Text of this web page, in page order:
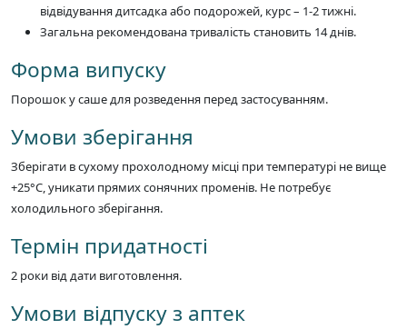
відвідування дитсадка або подорожей, курс – 1-2 тижні.
Загальна рекомендована тривалість становить 14 днів.
Форма випуску
Порошок у саше для розведення перед застосуванням.
Умови зберігання
Зберігати в сухому прохолодному місці при температурі не вище
+25°C, уникати прямих сонячних променів. Не потребує
холодильного зберігання.
Термін придатності
2 роки від дати виготовлення.
Умови відпуску з аптек